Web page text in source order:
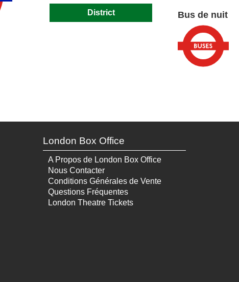
District Bus de nuit
London Box Office
A Propos de London Box Office
Nous Contacter
Conditions Générales de Vente
Questions Fréquentes
London Theatre Tickets